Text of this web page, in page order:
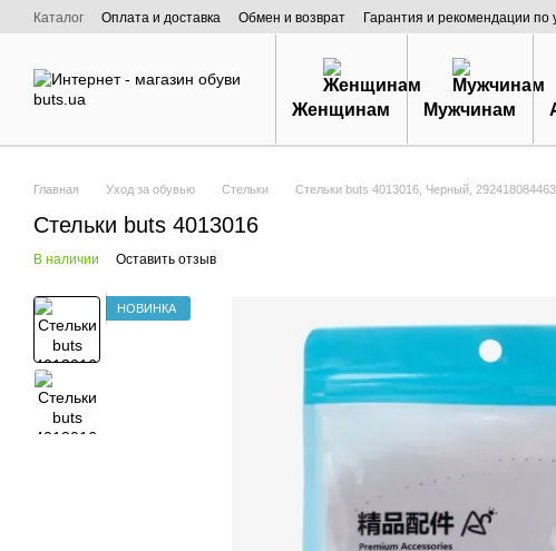
Перейти к основному контенту
Каталог Оплата и доставка Обмен и возврат Гарантия и рекомендации по
О нас
Женщинам Мужчинам
Главная Уход за обувью Стельки Стельки buts 4013016, Черный,
Стельки buts 4013016
В наличии Оставить отзыв
НОВИНКА